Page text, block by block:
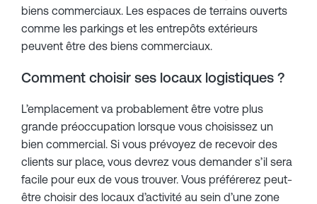
biens commerciaux. Les espaces de terrains ouverts
comme les parkings et les entrepôts extérieurs
peuvent être des biens commerciaux.
Comment choisir ses locaux logistiques ?
L’emplacement va probablement être votre plus
grande préoccupation lorsque vous choisissez un
bien commercial. Si vous prévoyez de recevoir des
clients sur place, vous devrez vous demander s’il sera
facile pour eux de vous trouver. Vous préférerez peut-
être choisir des locaux d’activité au sein d’une zone